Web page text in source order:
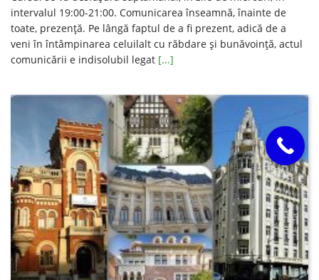
intervalul 19:00-21:00. Comunicarea înseamnă, înainte de
toate, prezență. Pe lângă faptul de a fi prezent, adică de a
veni în întâmpinarea celuilalt cu răbdare și bunăvoință, actul
comunicării e indisolubil legat [...]